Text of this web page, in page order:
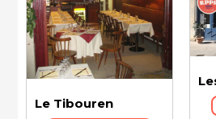
Le Tibouren